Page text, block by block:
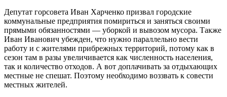
Депутат горсовета Иван Харченко призвал городские
коммунальные предприятия помириться и заняться своими
прямыми обязанностями — уборкой и вывозом мусора. Также
Иван Иванович убежден, что нужно параллельно вести
работу и с жителями прибрежных территорий, потому как в
сезон там в разы увеличивается как численность населения,
так и количество отходов. А вот доплачивать за отдыхающих
местные не спешат. Поэтому необходимо воззвать к совести
местных жителей.